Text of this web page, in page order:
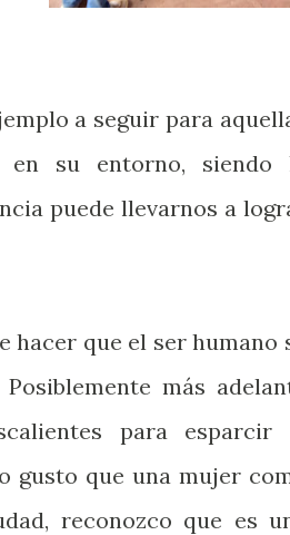
a seguir para
en su entorno, siendo
puede llevarnos a
hacer que el ser humano
más
para esparcir
gusto que una mujer
reconozco que es